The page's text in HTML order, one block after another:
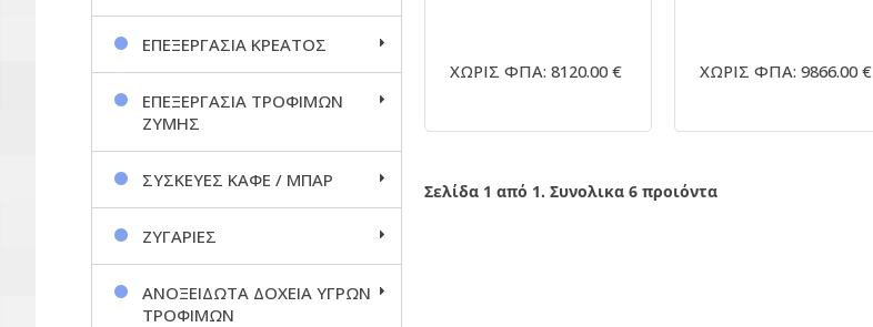
ΧΩΡΙΣ ΦΠΑ: 8120.00 € ΧΩΡΙΣ ΦΠΑ: 9866.00 €
Σελίδα 1 από 1. Συνολικα 6 προιόντα
ΕΠΕΞΕΡΓΑΣΙΑ ΚΡΕΑΤΟΣ
ΕΠΕΞΕΡΓΑΣΙΑ ΤΡΟΦΙΜΩΝ
ΖΥΜΗΣ
ΣΥΣΚΕΥΕΣ ΚΑΦΕ / ΜΠΑΡ
ΖΥΓΑΡΙΕΣ
ΑΝΟΞΕΙΔΩΤΑ ΔΟΧΕΙΑ ΥΓΡΩΝ
ΤΡΟΦΙΜΩΝ